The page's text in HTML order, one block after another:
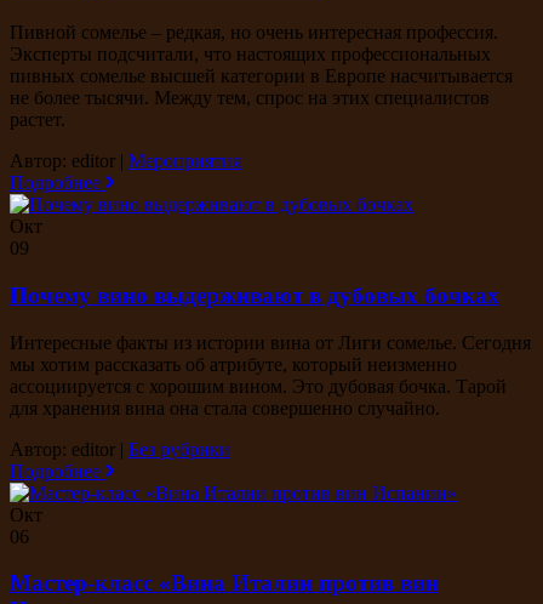
Пивной сомелье – редкая, но очень интересная профессия.
Эксперты подсчитали, что настоящих профессиональных
пивных сомелье высшей категории в Европе насчитывается
не более тысячи. Между тем, спрос на этих специалистов
растет.
Автор: editor | Мероприятия
Подробнее
Окт
09
Почему вино выдерживают в дубовых бочках
Интересные факты из истории вина от Лиги сомелье. Сегодня
мы хотим рассказать об атрибуте, который неизменно
ассоциируется с хорошим вином. Это дубовая бочка. Тарой
для хранения вина она стала совершенно случайно.
Автор: editor | Без рубрики
Подробнее
Окт
06
Мастер-класс «Вина Италии против вин